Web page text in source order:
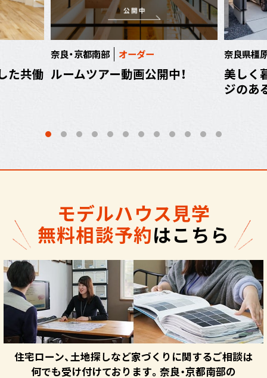
た共働
奈良・京都南部 オーダー
ルームツアー動画公開中！
奈良県橿
美しく
ジのあ
モデルハウス見学
無料相談予約はこちら
住宅ローン、土地探しなど家づくりに関するご相談は
何でも受け付けております。奈良・京都南部の